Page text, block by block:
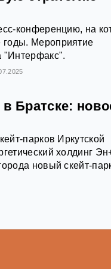
конференцию, на
Мероприятие
"Интерфакс".
Братске:
парков Иркутской
холдинг
новый скейт-